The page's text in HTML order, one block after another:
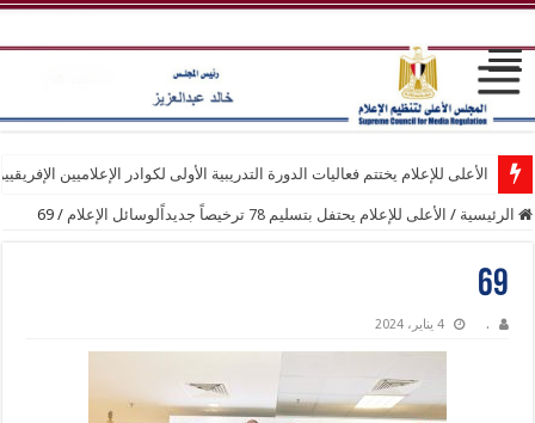
الأعلى للإعلام يختتم فعاليات الدورة التدريبية الأولى لكوادر الإعلاميين
الرئيسية / الأعلى للإعلام يحتفل بتسليم 78 ترخيصاً جديداًلوسائل الإعلام /
69
69
. 4 يناير، 2024